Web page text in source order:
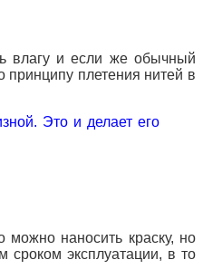
влагу и если же обычный
принципу плетения нитей в
Это и делает его
наносить краску, но
сроком эксплуатации, в то